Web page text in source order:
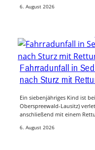
6. August 2026
Fahrradunfall in
nach Sturz mit
Ein siebenjähriges Kind ist
Oberspreewald-Lausitz)
anschließend mit einem
6. August 2026